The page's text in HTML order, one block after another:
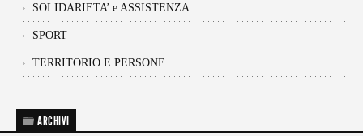
SOLIDARIETA’ e ASSISTENZA
SPORT
TERRITORIO E PERSONE
ARCHIVI